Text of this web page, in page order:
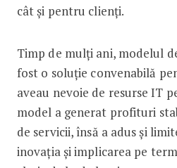
cât și pentru clienți.
Timp de mulți ani, modelul
fost o soluție convenabilă
aveau nevoie de resurse IT
model a generat profituri
de servicii, însă a adus și
inovația și implicarea pe